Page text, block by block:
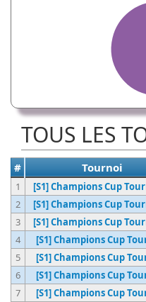
TOUS LES
# Tournoi
1 [S1] Champions Cup
2
[S1] Champions Cup
3
[S1] Champions Cup
4
[S1] Champions Cup
5
[S1] Champions Cup
6
[S1] Champions Cup
7
[S1] Champions Cup